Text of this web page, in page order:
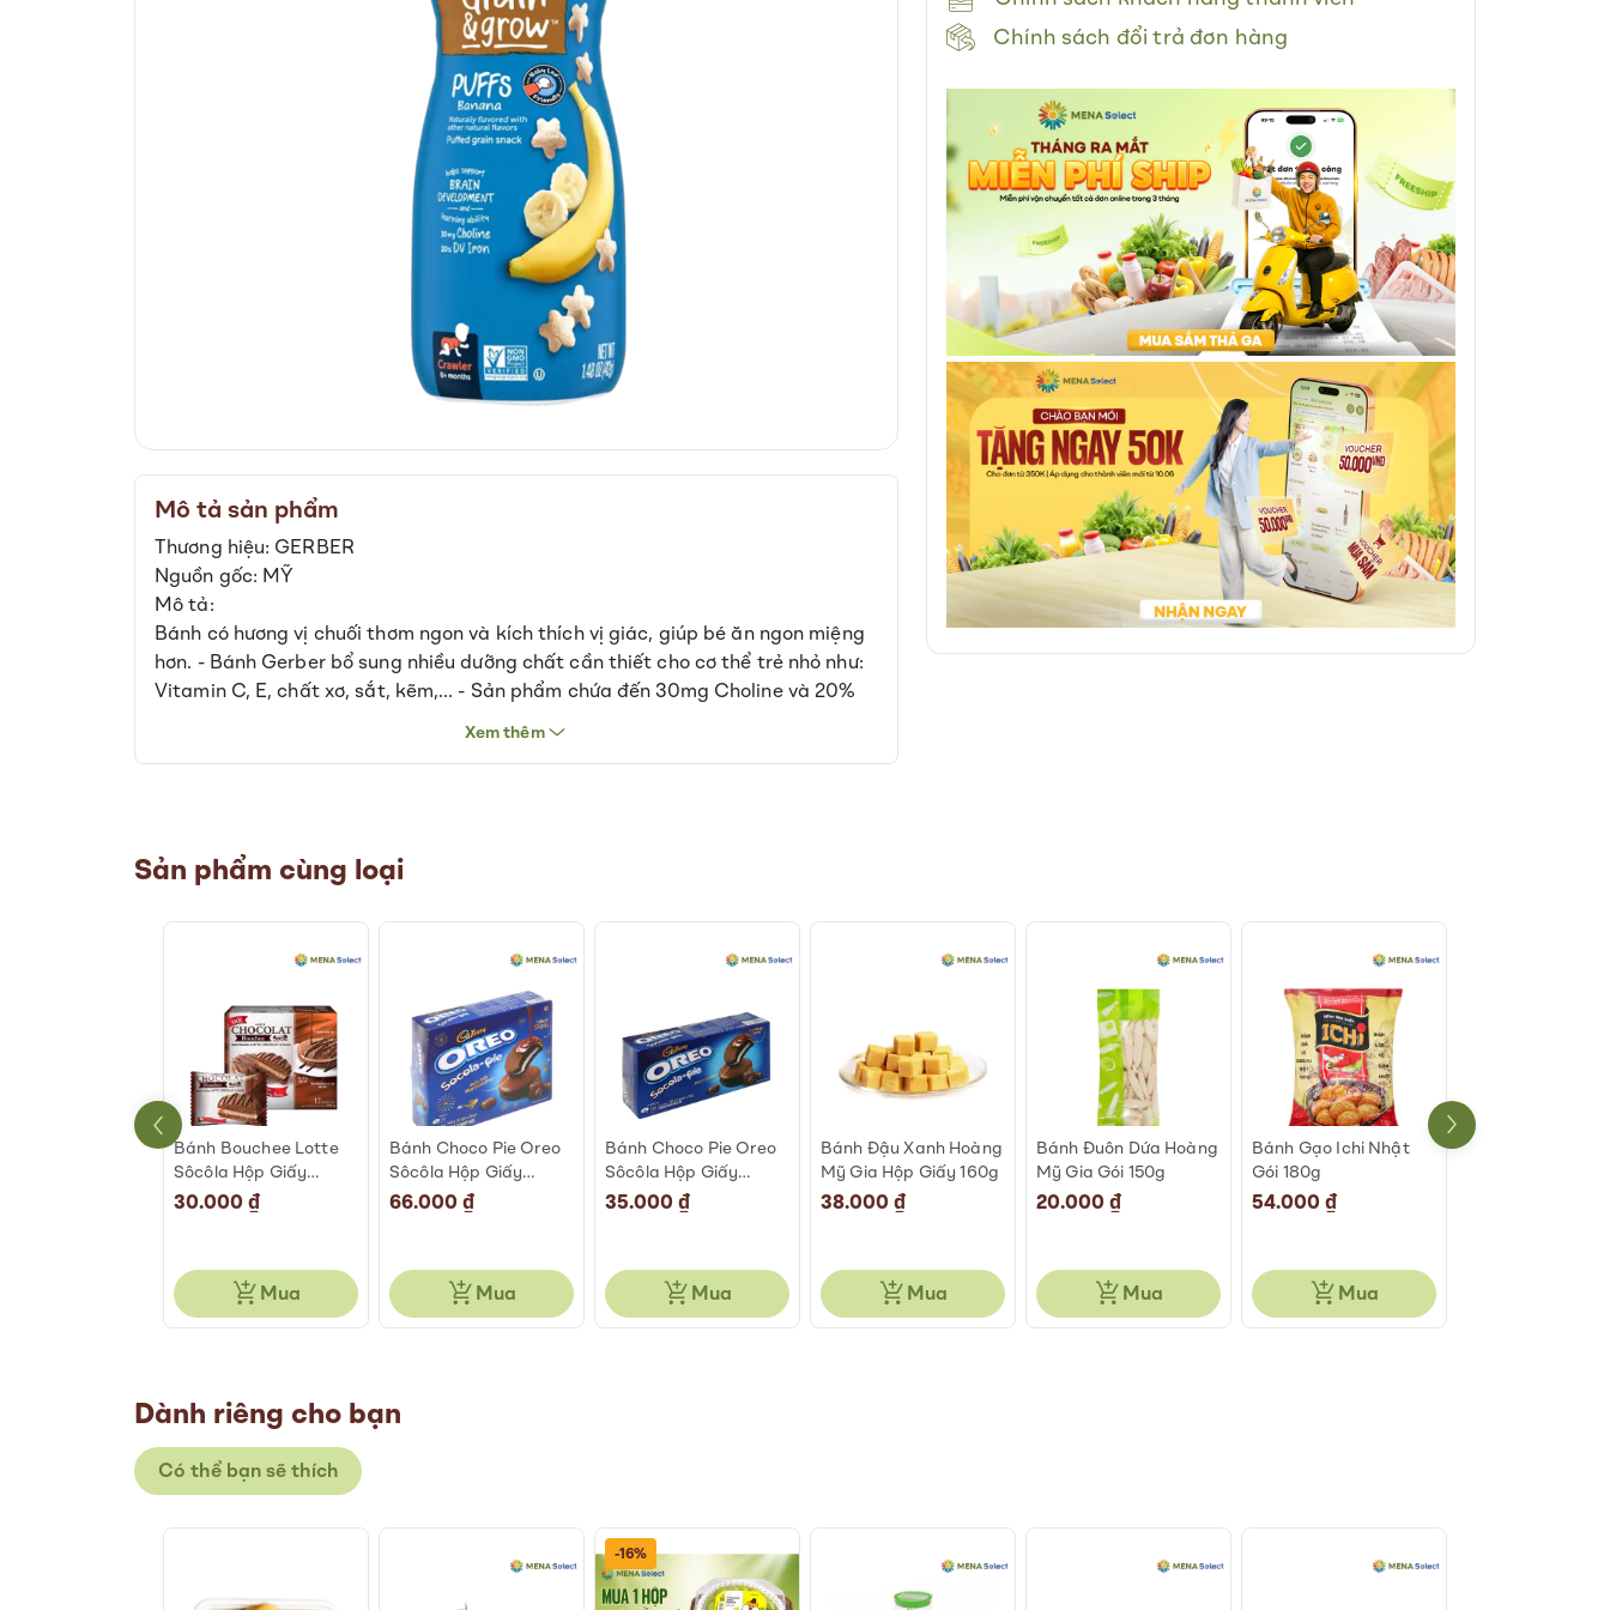
to
the
beginning
the
images
gallery
Mô tả sản phẩm
Thương hiệu: GERBER
Nguồn gốc: MỸ
Mô tả:
Bánh có hương vị chuối thơm ngon và kích thích vị giác, giúp bé ăn ngon miệng
hơn. - Bánh Gerber bổ sung nhiều dưỡng chất cần thiết cho cơ thể trẻ nhỏ như:
Vitamin C, E, chất xơ, sắt, kẽm,… - Sản phẩm chứa đến 30mg Choline và 20%
DV Iron giúp hỗ trợ phát triển trí não và khả năng học hỏi.
Xem thêm
Chính sách đổi trả đơn hàng
Sản phẩm cùng loại
Bánh Bouchee Lotte
Sôcôla Hộp Giấy
6x27g
30.000 ₫
Mua
Bánh Choco Pie Oreo
Sôcôla Hộp Giấy
12x30g
66.000 ₫
Mua
Bánh Choco Pie Oreo
Sôcôla Hộp Giấy
6x30g
35.000 ₫
Mua
Bánh Đậu Xanh Hoàng
Mỹ Gia Hộp Giấy 160g
38.000 ₫
Mua
Bánh Đuôn Dứa Hoàng
Mỹ Gia Gói 150g
20.000 ₫
Mua
Bánh Gạo Ichi Nhật
Gói 180g
54.000 ₫
Mua
Bánh Gạo One
Dành riêng cho bạn
Có thể bạn sẽ thích
-16%